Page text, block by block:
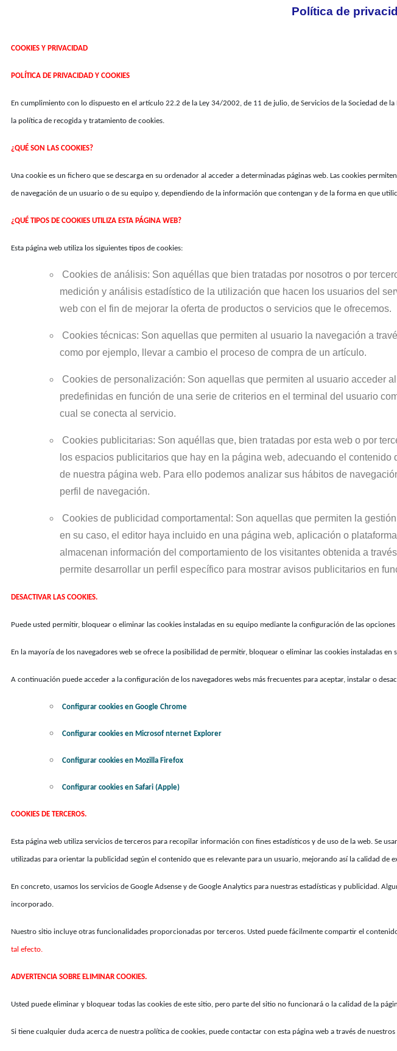
Política de
COOKIES Y PRIVACIDAD
POLÍTICA DE PRIVACIDAD Y COOKIES
En cumplimiento con lo dispuesto en el artículo 22.2 de la Ley 34/2002, de 11 de julio, de Servicios de la Sociedad de
la política de recogida y tratamiento de cookies.
¿QUÉ SON LAS COOKIES?
Una cookie es un fichero que se descarga en su ordenador al acceder a determinadas páginas web. Las cookies
de navegación de un usuario o de su equipo y, dependiendo de la información que contengan y de la forma en que
¿QUÉ TIPOS DE COOKIES UTILIZA ESTA PÁGINA WEB?
Esta página web utiliza los siguientes tipos de cookies:
Cookies de análisis: Son aquéllas que bien tratadas por nosotros o por
medición y análisis estadístico de la utilización que hacen los usuarios del
web con el fin de mejorar la oferta de productos o servicios que le ofrecemos.
Cookies técnicas: Son aquellas que permiten al usuario la navegación a
como por ejemplo, llevar a cambio el proceso de compra de un artículo.
Cookies de personalización: Son aquellas que permiten al usuario acceder
predefinidas en función de una serie de criterios en el terminal del usuario
cual se conecta al servicio.
Cookies publicitarias: Son aquéllas que, bien tratadas por esta web o por
los espacios publicitarios que hay en la página web, adecuando el
de nuestra página web. Para ello podemos analizar sus hábitos de
perfil de navegación.
Cookies de publicidad comportamental: Son aquellas que permiten la
en su caso, el editor haya incluido en una página web, aplicación o
almacenan información del comportamiento de los visitantes obtenida a
permite desarrollar un perfil específico para mostrar avisos publicitarios en
DESACTIVAR LAS COOKIES.
Puede usted permitir, bloquear o eliminar las cookies instaladas en su equipo mediante la configuración de las
En la mayoría de los navegadores web se ofrece la posibilidad de permitir, bloquear o eliminar las cookies instaladas en
A continuación puede acceder a la configuración de los navegadores webs más frecuentes para aceptar, instalar o
Configurar cookies en Google Chrome
Configurar cookies en Microsof nternet Explorer
Configurar cookies en Mozilla Firefox
Configurar cookies en Safari (Apple)
COOKIES DE TERCEROS.
Esta página web utiliza servicios de terceros para recopilar información con fines estadísticos y de uso de la web. Se
utilizadas para orientar la publicidad según el contenido que es relevante para un usuario, mejorando así la calidad de
En concreto, usamos los servicios de Google Adsense y de Google Analytics para nuestras estadísticas y publicidad.
incorporado.
Nuestro sitio incluye otras funcionalidades proporcionadas por terceros. Usted puede fácilmente compartir el
tal efecto.
ADVERTENCIA SOBRE ELIMINAR COOKIES.
Usted puede eliminar y bloquear todas las cookies de este sitio, pero parte del sitio no funcionará o la calidad de la
Si tiene cualquier duda acerca de nuestra política de cookies, puede contactar con esta página web a través de nuestros